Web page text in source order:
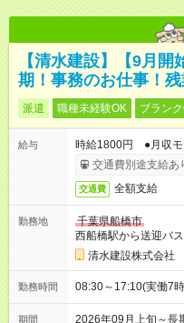
【清水建設】【9月
期！事務のお仕事！残
派遣 職種未経験OK ブラン
給与
時給1800円 ●月収モ
交通費別途支給あ
交通費 全額支給
勤務地
千葉県船橋市
西船橋駅から送迎バ
清水建設株式会社
勤務時間 08:30～17:10(実働7
期間 2026年09月上旬～